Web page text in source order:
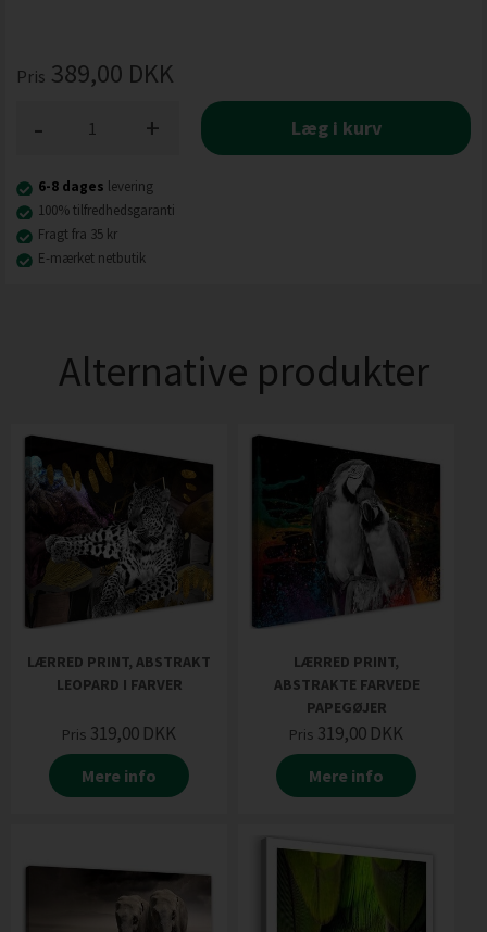
Pris 389,00 DKK
+
- Læg i kurv
6-8 dages levering
100% tilfredhedsgaranti
Fragt fra 35 kr
E-mærket netbutik
Alternative produkter
LÆRRED PRINT, ABSTRAKT
LEOPARD I FARVER
Pris 319,00 DKK
Mere info
LÆRRED PRINT,
ABSTRAKTE FARVEDE
PAPEGØJER
Pris 319,00 DKK
Mere info